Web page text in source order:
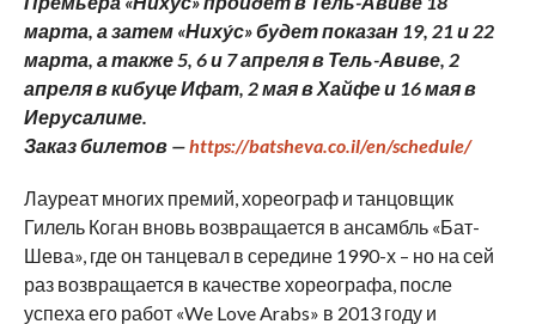
марта, а затем «Ниху́с» будет показан 19, 21 и 22
марта, а также 5, 6 и 7 апреля в Тель-Авиве, 2
апреля в кибуце Ифат, 2 мая в Хайфе и 16 мая в
Иерусалиме.
Заказ билетов —https://batsheva.co.il/en/schedule/
Лауреат многих премий, хореограф и танцовщик
Гилель Коган вновь возвращается в ансамбль «Бат-
Шева», где он танцевал в середине 1990-х – но на сей
раз возвращается в качестве хореографа, после
успеха его работ «We Love Arabs» в 2013 году и